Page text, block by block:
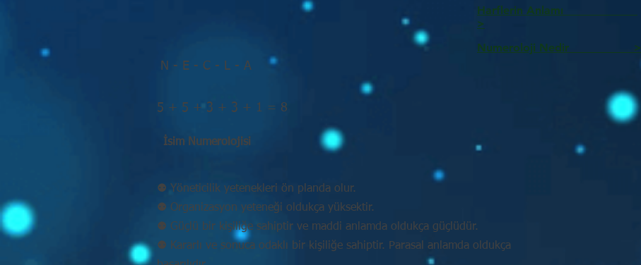
N - E - C - L - A
Harflerin Anlamı
>
Numeroloji Nedir_________ >
5 + 5 + 3 + 3 + 1 = 8
İsim Numerolojisi
⚉ Yöneticilik yetenekleri ön planda olur.
⚉ Organizasyon yeteneği oldukça yüksektir.
⚉ Güçlü bir kişiliğe sahiptir ve maddi anlamda oldukça güçlüdür.
⚉ Kararlı ve sonuca odaklı bir kişiliğe sahiptir. Parasal anlamda oldukça